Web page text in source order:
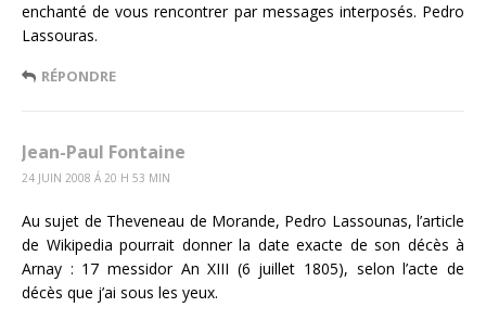
enchanté de vous rencontrer par messages interposés. Pedro
Lassouras.
RÉPONDRE
Jean-Paul Fontaine
24 JUIN 2008 Á 20 H 53 MIN
Au sujet de Theveneau de Morande, Pedro Lassounas, l’article
de Wikipedia pourrait donner la date exacte de son décès à
Arnay : 17 messidor An XIII (6 juillet 1805), selon l’acte de
décès que j’ai sous les yeux.